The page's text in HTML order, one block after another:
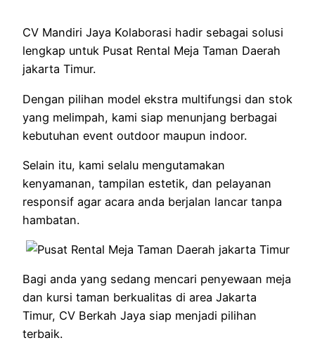
CV Mandiri Jaya Kolaborasi hadir sebagai solusi
lengkap untuk Pusat Rental Meja Taman Daerah
jakarta Timur.
Dengan pilihan model ekstra multifungsi dan stok
yang melimpah, kami siap menunjang berbagai
kebutuhan event outdoor maupun indoor.
Selain itu, kami selalu mengutamakan
kenyamanan, tampilan estetik, dan pelayanan
responsif agar acara anda berjalan lancar tanpa
hambatan.
Bagi anda yang sedang mencari penyewaan meja
dan kursi taman berkualitas di area Jakarta
Timur, CV Berkah Jaya siap menjadi pilihan
terbaik.